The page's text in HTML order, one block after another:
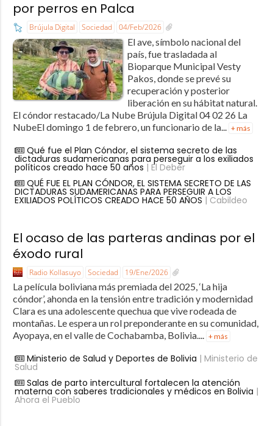
por perros en Palca
Brújula Digital Sociedad 04/Feb/2026
El ave, símbolo nacional del
país, fue trasladada al
Bioparque Municipal Vesty
Pakos, donde se prevé su
recuperación y posterior
liberación en su hábitat natural.
El cóndor restacado/La Nube Brújula Digital 04 02 26 La
NubeEl domingo 1 de febrero, un funcionario de la...
+ más
Qué fue el Plan Cóndor, el sistema secreto de las
dictaduras sudamericanas para perseguir a los exiliados
políticos creado hace 50 años | El Deber
QUÉ FUE EL PLAN CÓNDOR, EL SISTEMA SECRETO DE LAS
DICTADURAS SUDAMERICANAS PARA PERSEGUIR A LOS
EXILIADOS POLÍTICOS CREADO HACE 50 AÑOS | Cabildeo
El ocaso de las parteras andinas por el
éxodo rural
Radio Kollasuyo Sociedad 19/Ene/2026
La película boliviana más premiada del 2025, ‘La hija
cóndor’, ahonda en la tensión entre tradición y modernidad
Clara es una adolescente quechua que vive rodeada de
montañas. Le espera un rol preponderante en su comunidad,
Ayopaya, en el valle de Cochabamba, Bolivia.... + más
Ministerio de Salud y Deportes de Bolivia | Ministerio de
Salud
Salas de parto intercultural fortalecen la atención
materna con saberes tradicionales y médicos en Bolivia |
Ahora el Pueblo